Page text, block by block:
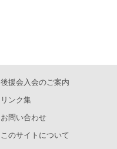
後援会入会のご案内
リンク集
お問い合わせ
このサイトについて